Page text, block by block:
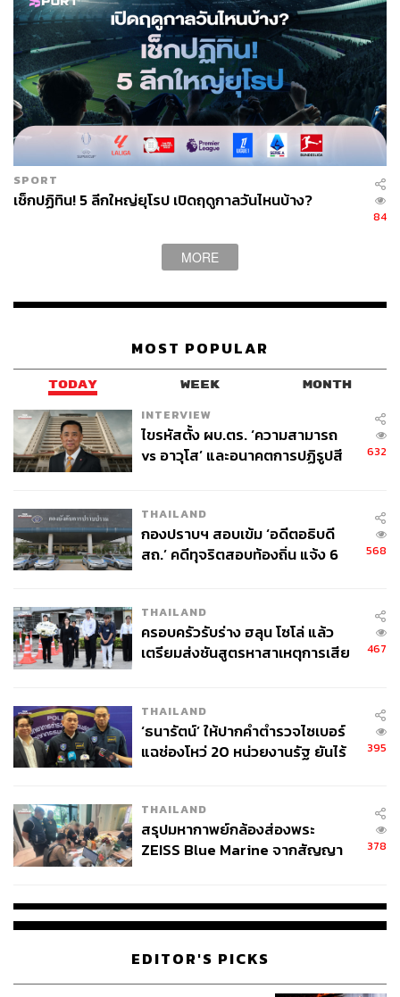
SPORT
เช็กปฏิทิน! 5 ลีกใหญ่ยุโรป เปิดฤดูกาลวันไหนบ้าง?
84
MORE
MOST POPULAR
TODAY WEEK MONTH
INTERVIEW
ไขรหัสตั้ง ผบ.ตร. ‘ความสามารถ
vs อาวุโส’ และอนาคตการปฏิรูปสี
632
THAILAND
กองปราบฯ สอบเข้ม ‘อดีตอธิบดี
สถ.’ คดีทุจริตสอบท้องถิ่น แจ้ง 6
568
THAILAND
ครอบครัวรับร่าง ฮลุน โซโล่ แล้ว
เตรียมส่งชันสูตรหาสาเหตุการเสีย
467
THAILAND
‘ธนารัตน์’ ให้ปากคำตำรวจไซเบอร์
แฉช่องโหว่ 20 หน่วยงานรัฐ ยันไร้
395
THAILAND
สรุปมหากาพย์กล้องส่องพระ
ZEISS Blue Marine จากสัญญา
จ่ายหนี้-แอบระบุแบรนด์
378
EDITOR'S PICKS